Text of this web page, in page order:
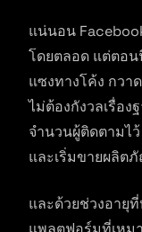
แน่นอน
โดยตลอด แต่ตอ
แซงทางโค้ง กวา
ไม่ต้องกังวลเรื่อ
จำนวนผู้ติดตามไ
และเริ่มขายผลิต
และด้วยช่วงอายุ